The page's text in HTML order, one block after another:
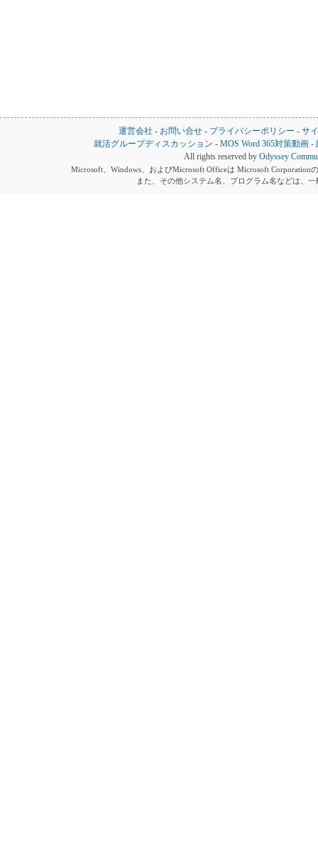
運営会社 - お問い合せ - プライバシーポリシー - サ
就活グループディスカッション -MOS Word 365対策動画 -
All rights reserved by Odyssey
Microsoft、Windows、およびMicrosoft Officeは Microsoft Corporation
また、その他システム名、プログラム名などは、